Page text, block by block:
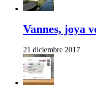
Vannes, joya
21 diciembre 2017